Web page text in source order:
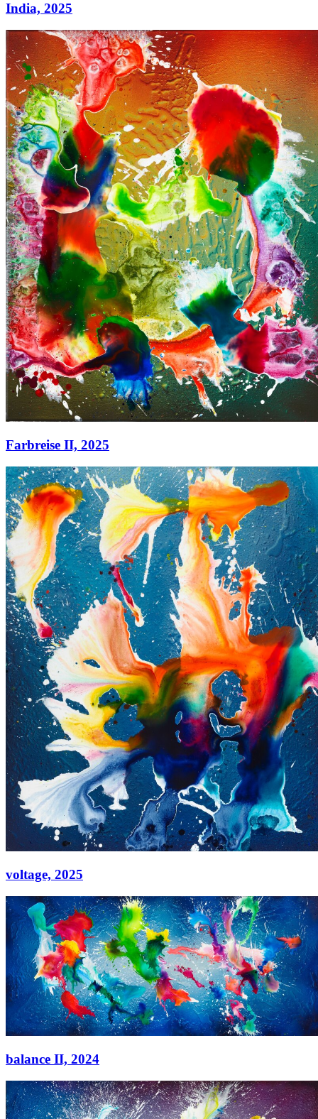
India, 2025
India,2025
Acryl auf Leinwand
180 x 220 cm
Farbreise II, 2025
Farbreise II,2025
Acryl auf Leinwand
80 × 65 cm
voltage, 2025
voltage,2025
Acryl auf Leinwand
120 × 100 cm
balance II, 2024
balance II,2024
Acryl auf Leinwand
130 × 300 cm